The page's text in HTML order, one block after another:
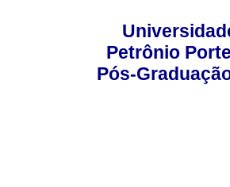
Petrônio
Pós-